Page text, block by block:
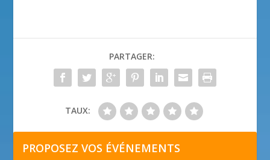
PARTAGER:
TAUX:
PROPOSEZ VOS ÉVÉNEMENTS